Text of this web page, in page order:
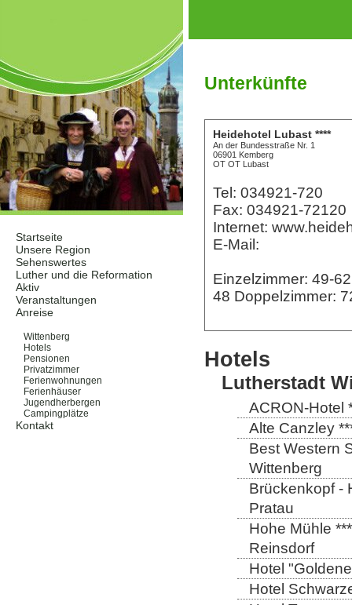
Startseite
Unsere Region
Sehenswertes
Luther und die Reformation
Aktiv
Veranstaltungen
Anreise
Wittenberg
Hotels
Pensionen
Privatzimmer
Ferienwohnungen
Ferienhäuser
Jugendherbergen
Campingplätze
Kontakt
Unterkünfte
Heidehotel Lubast ****
An der Bundesstraße Nr. 1
06901 Kemberg
OT OT Lubast
Tel: 034921-720
Fax: 034921-72120
Internet:
E-Mail:
Einzelzimmer: 49-
48 Doppelzimmer:
Hotels
Lutherstadt
ACRON-Hotel
Alte Canzley
Best Western
Wittenberg
Brückenkopf -
Pratau
Hohe Mühle
Reinsdorf
Hotel
Hotel